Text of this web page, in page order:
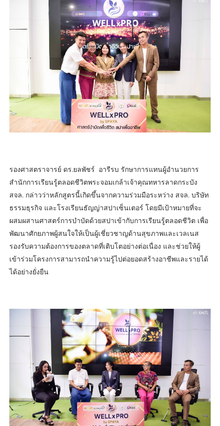
รองศาสตราจารย์ ดร.ยลพัชร์ อารีรบ รักษาการแทนผู้อำนวยการ
สำนักการเรียนรู้ตลอดชีวิตพระจอมเกล้าเจ้าคุณทหารลาดกระบัง
สจล. กล่าวว่าหลักสูตรนี้เกิดขึ้นจากความร่วมมือระหว่าง สจล. บริษัท
ธรรมธุรกิจ และโรงเรียนธัญญ่าสปาเซ็นเตอร์ โดยมีเป้าหมายที่จะ
ผสมผสานศาสตร์การบำบัดด้วยสปาเข้ากับการเรียนรู้ตลอดชีวิต เพื่อ
พัฒนาศักยภาพผู้สนใจให้เป็นผู้เชี่ยวชาญด้านสุขภาพและเวลเนส
รองรับความต้องการของตลาดที่เติบโตอย่างต่อเนื่อง และช่วยให้ผู้
เข้าร่วมโครงการสามารถนำความรู้ไปต่อยอดสร้างอาชีพและรายได้
ได้อย่างยั่งยืน